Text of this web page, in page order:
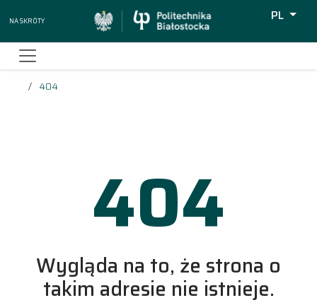
Na skróty
PL
404
404
Wygląda na to, że strona o
takim adresie nie istnieje.